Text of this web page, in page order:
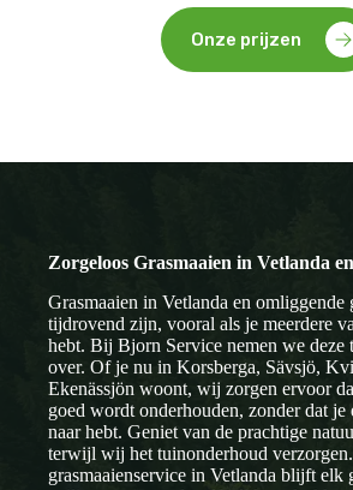
Onze prijzen
Zorgeloos Grasmaaien in Vetlanda
Grasmaaien in Vetlanda en omliggende
tijdrovend zijn, vooral als je meerdere
hebt. Bij Bjorn Service nemen we deze
over. Of je nu in Korsberga, Sävsjö,
Ekenässjön woont, wij zorgen ervoor
goed wordt onderhouden, zonder dat
naar hebt. Geniet van de prachtige
terwijl wij het tuinonderhoud
grasmaaienservice in Vetlanda blijft elk